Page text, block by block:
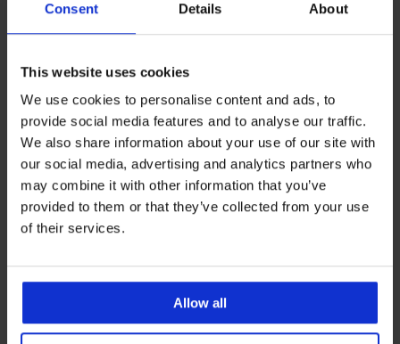
Consent Details About
This website uses cookies
We use cookies to personalise content and ads, to
provide social media features and to analyse our traffic.
We also share information about your use of our site with
our social media, advertising and analytics partners who
may combine it with other information that you’ve
provided to them or that they’ve collected from your use
of their services.
Allow all41,99 €
LIMITED